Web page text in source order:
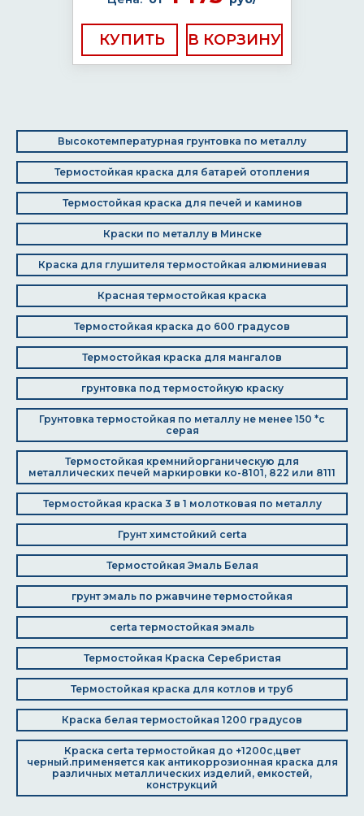
КУПИТЬ
Высокотемпературная грунтовка по металлу
Термостойкая краска для батарей отопления
Термостойкая краска для печей и каминов
Краски по металлу в Минске
Краска для глушителя термостойкая алюминиевая
Красная термостойкая краска
Термостойкая краска до 600 градусов
Термостойкая краска для мангалов
грунтовка под термостойкую краску
Грунтовка термостойкая по металлу не менее 150 *с
серая
Термостойкая кремнийорганическую для
металлических печей маркировки ко-8101, 822 или 8111
Термостойкая краска 3 в 1 молотковая по металлу
Грунт химстойкий сerta
Термостойкая Эмаль Белая
грунт эмаль по ржавчине термостойкая
certa термостойкая эмаль
Термостойкая Краска Серебристая
Термостойкая краска для котлов и труб
Краска белая термостойкая 1200 градусов
Краска certa термостойкая до +1200с,цвет
черный.применяется как антикоррозионная краска для
различных металлических изделий, емкостей,
конструкций